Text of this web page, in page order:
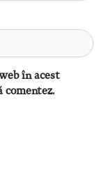
în acest
comentez.